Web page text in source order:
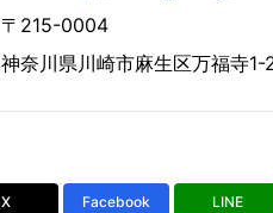
〒215-0004
神奈川県川崎市麻生区万福寺
X Facebook LINE